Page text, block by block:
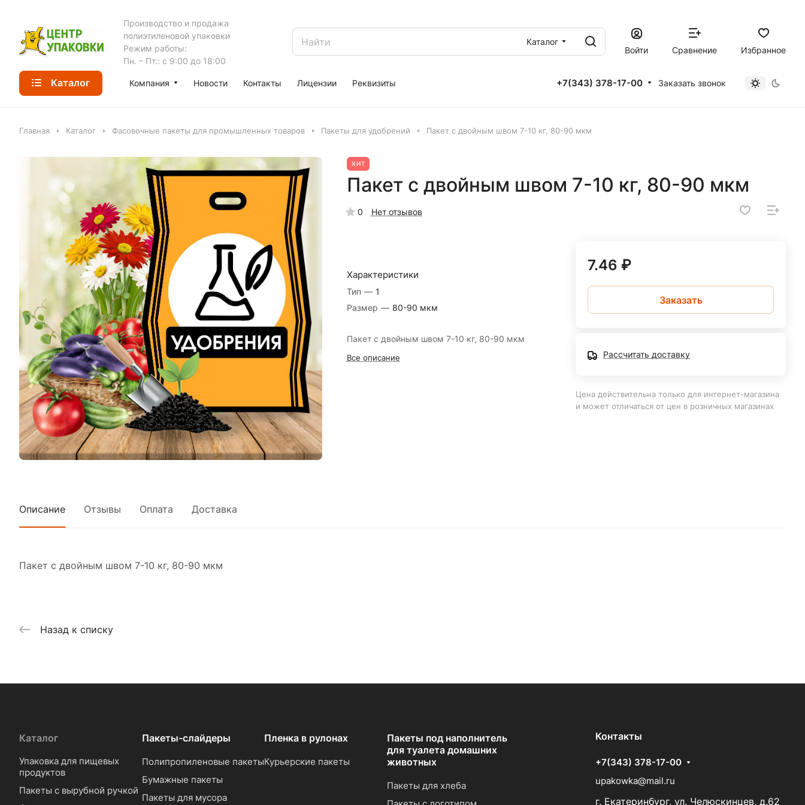
Производство и продажа
полиэтиленовой упаковки
Режим работы:
Пн. – Пт.: с 9:00 до 18:00
Каталог
Войти
Сравнение Избранное
Каталог Компания Новости Контакты Лицензии Реквизиты +7(343) 378-17-00 Заказать звонок
Главная Каталог Фасовочные пакеты для промышленных товаров Пакеты для удобрений Пакет с двойным швом 7-10 кг, 80-90 мкм
ХИТ
Пакет с двойным швом 7-10 кг, 80-90 мкм
0 Нет отзывов
Характеристики
Тип — 1
Размер — 80-90 мкм
Пакет с двойным швом 7-10 кг, 80-90 мкм
Все описание
7.46 ₽
Заказать
Рассчитать доставку
Цена действительна только для интернет-магазина
и может отличаться от цен в розничных магазинах
Описание Отзывы Оплата Доставка
Пакет с двойным швом 7-10 кг, 80-90 мкм
Назад к списку
Каталог
Упаковка для пищевых
продуктов
Пакеты с вырубной ручкой
Пакеты-слайдеры
Полипропиленовые пакеты
Бумажные пакеты
Пакеты для мусора
Пленка в рулонах
Курьерские пакеты
Пакеты под наполнитель
для туалета домашних
животных
Пакеты для хлеба
Контакты
+7(343) 378-17-00
upakowka@mail.ru
г. Екатеринбург, ул. Челюскинцев, д.62